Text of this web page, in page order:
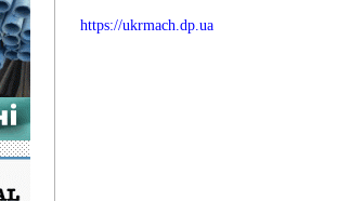
https://ukrmach.dp.ua